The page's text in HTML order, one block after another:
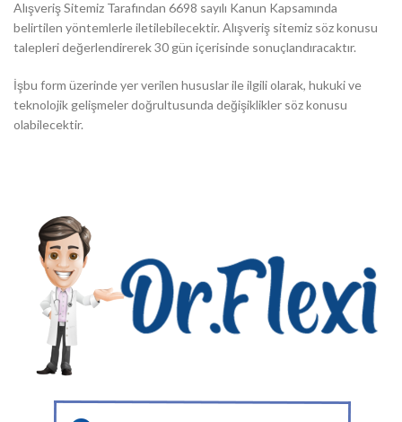
Alışveriş Sitemiz Tarafından 6698 sayılı Kanun Kapsamında
belirtilen yöntemlerle iletilebilecektir. Alışveriş sitemiz söz konusu
talepleri değerlendirerek 30 gün içerisinde sonuçlandıracaktır.
İşbu form üzerinde yer verilen hususlar ile ilgili olarak, hukuki ve
teknolojik gelişmeler doğrultusunda değişiklikler söz konusu
olabilecektir.